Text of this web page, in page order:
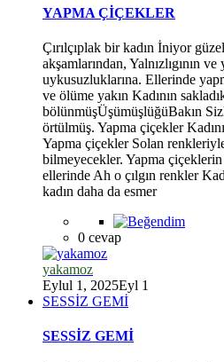
YAPMA ÇİÇEKLER
Çırılçıplak bir kadın İniyor
akşamlarından, Yalnızlıgının
uykusuzluklarına. Ellerinde
ve ölüme yakın Kadının
bölünmüşÜşümüşlüğüBakın
örtülmüş. Yapma çiçekler
Yapma çiçekler Solan
bilmeyecekler. Yapma
ellerinde Ah o çılgın renkler
kadın daha da esmer
0 cevap
yakamoz
Eylul 1, 2025Eyl 1
SESSİZ GEMİ
SESSİZ GEMİ